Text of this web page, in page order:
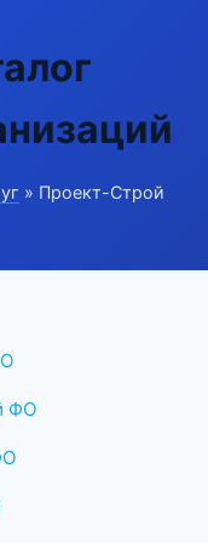
» Проект-Строй
ФО